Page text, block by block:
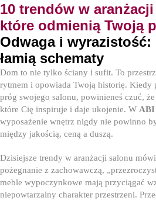
10 trendów w
które odmienią Twoją
Odwaga i wyrazistość:
łamią schematy
Dom to nie tylko ściany i sufit. To
rytmem i opowiada Twoją historię. Kiedy
próg swojego salonu, powinieneś czuć,
które Cię inspiruje i daje ukojenie. W ABI
wyposażenie wnętrz nigdy nie powinno
między jakością, ceną a duszą.
Dzisiejsze trendy w aranżacji salonu
pożegnanie z zachowawczą,
meble wypoczynkowe mają przyciągać
niepowtarzalny charakter przestrzeni.